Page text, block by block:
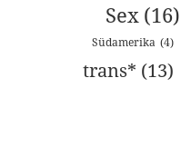
Sex (16)
Südamerika (4)
trans* (13)